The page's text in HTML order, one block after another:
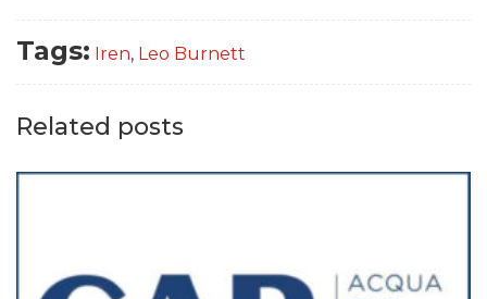
Tags: Iren, Leo Burnett
Related posts